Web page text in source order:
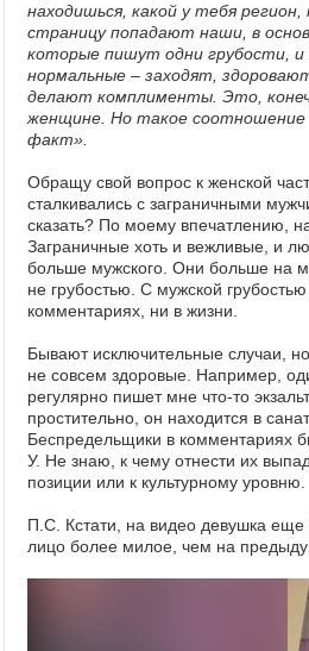
находишься, какой у тебя
страницу попадают наши, в
которые пишут одни грубости, и
нормальные – заходят,
делают комплименты. Это,
женщине. Но такое соотношение
факт».
Обращу свой вопрос к женской
сталкивались с заграничными
сказать? По моему впечатлению,
Заграничные хоть и вежливые, и
больше мужского. Они больше на
не грубостью. С мужской
комментариях, ни в жизни.
Бывают исключительные случаи,
не совсем здоровые. Например,
регулярно пишет мне что-то
простительно, он находится в
Беспредельщики в комментариях
У. Не знаю, к чему отнести их
позиции или к культурному уровню.
П.С. Кстати, на видео девушка еще
лицо более милое, чем на